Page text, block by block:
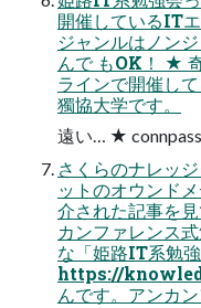
開催しているIT
ジャンルはノン
んで もOK！ ★
ラインで開催し
獨協大学です。
遠い… ★
さくらのナレッ
ットのオウンド
介された記事を
カンファレンス
な「姫路IT系勉
https://
んです。アンカ